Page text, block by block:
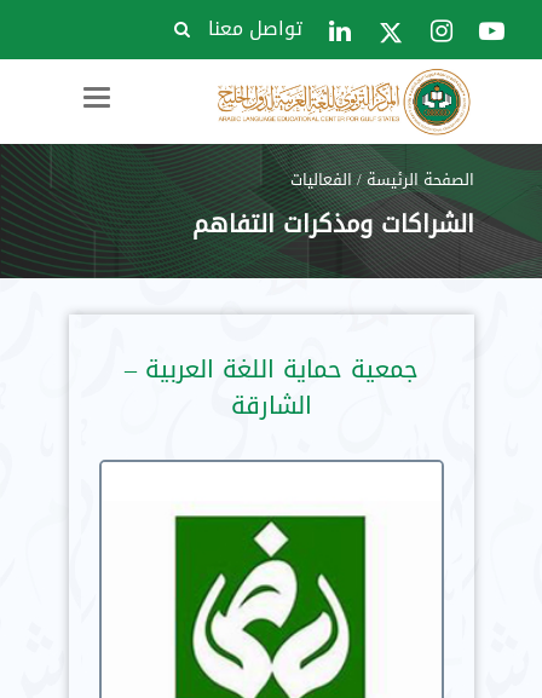
تواصل معنا
Toggle
الصفحة الرئيسة/الفعاليات
الشراكات ومذكرات التفاهم
جمعية حماية اللغة العربية –
الشارقة